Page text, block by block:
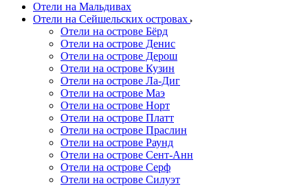
Отели на Мальдивах
Отели на Сейшельских островах
Отели на острове Бёрд
Отели на острове Денис
Отели на острове Дерош
Отели на острове Кузин
Отели на острове Ла-Диг
Отели на острове Маэ
Отели на острове Норт
Отели на острове Платт
Отели на острове Праслин
Отели на острове Раунд
Отели на острове Сент-Анн
Отели на острове Серф
Отели на острове Силуэт